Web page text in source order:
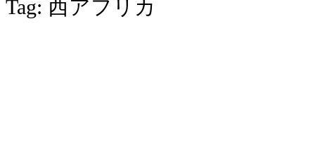
Tag: 西アフリカ